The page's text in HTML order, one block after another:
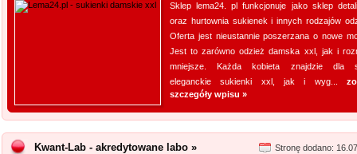
Sklep lema24. pl funkcjonuje jako sklep
oraz hurtownia sukienek i innych rodzajów
Oferta jest nieustannie poszerzana o nowe
Jest to zarówno odzież damska xxl, jak i
mniejsze. Każda kobieta znajdzie dla
eleganckie sukienki xxl, jak i wyg...
szczegóły wpisu »
Kwant-Lab - akredytowane labo » Stronę dodano: